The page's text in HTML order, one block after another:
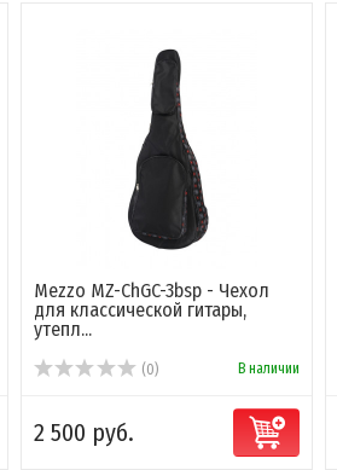
Mezzo MZ-ChGC-3bsp - Чехол
для классической гитары,
утепл...
(0) В наличии
2 500 руб.